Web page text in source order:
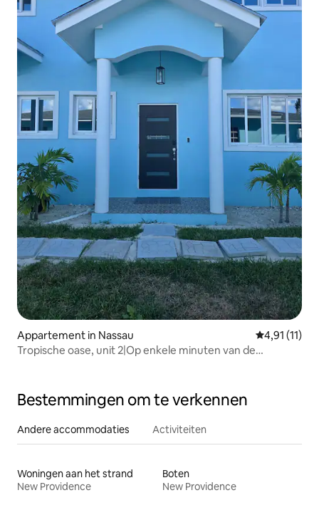
Appartement in Nassau Gemiddelde
4,91 (11)
Tropische oase, unit 2|Op enkele minuten van de
Bestemmingen om te verkennen
Andere accommodaties Activiteiten
Woningen aan het strand
New Providence
Boten
New Providence